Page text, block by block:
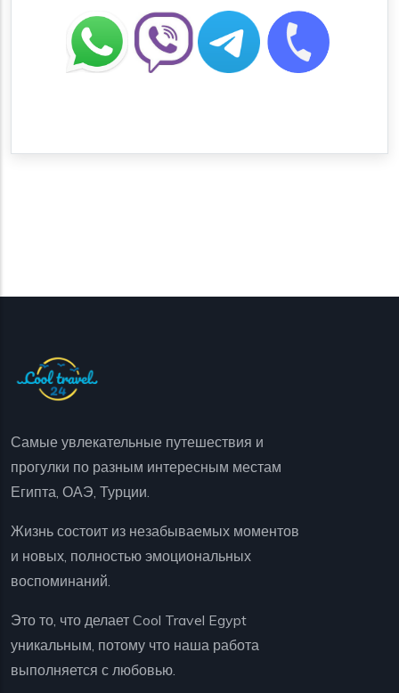
Самые увлекательные путешествия и
прогулки по разным интересным местам
Египта, ОАЭ, Турции.
Жизнь состоит из незабываемых моментов
и новых, полностью эмоциональных
воспоминаний.
Это то, что делает Cool Travel Egypt
уникальным, потому что наша работа
выполняется с любовью.